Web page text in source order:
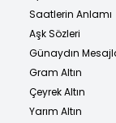
Saatlerin Anlamı
Aşk Sözleri
Günaydın
Gram Altın
Çeyrek Altın
Yarım Altın